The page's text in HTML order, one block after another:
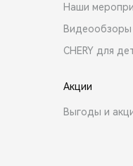
Наши
Видеообзоры
CHERY для
Акции
Выгоды и